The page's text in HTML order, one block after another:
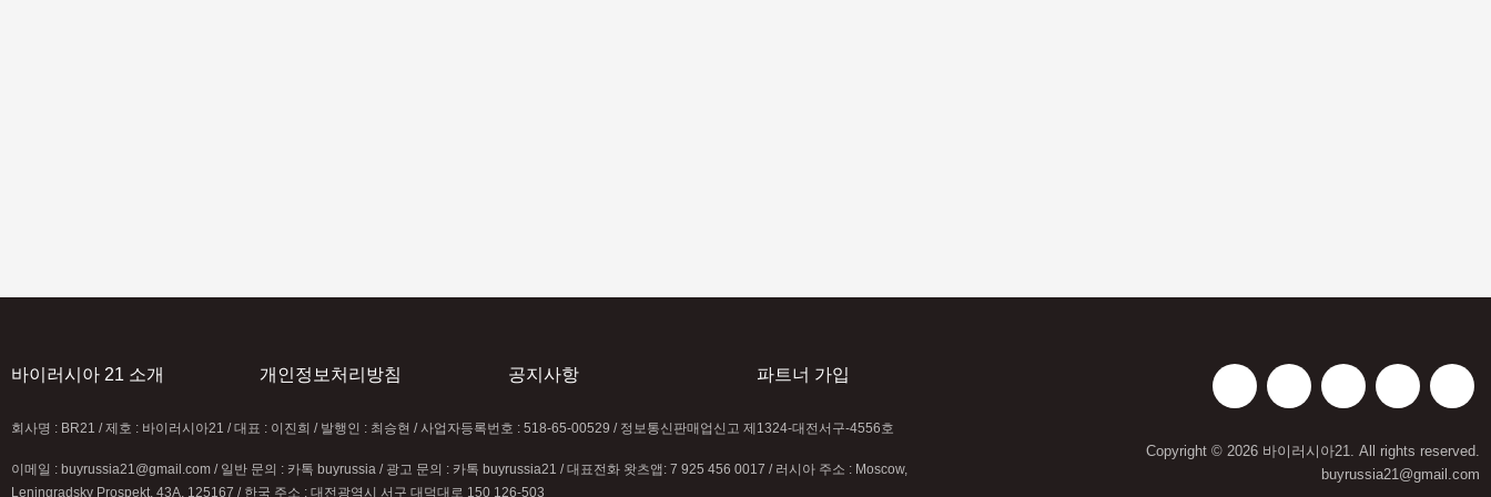
바이러시아 21 소개 개인정보처리방침 공지사항 파트너 가입
회사명 : BR21 / 제호 : 바이러시아21 / 대표 : 이진희 / 발행인 : 최승현 / 사업자등록번호 : 518-65-00529 / 정보통신판매업신고 제1324-대전서구-4556호
이메일 : buyrussia21@gmail.com / 일반 문의 : 카톡 buyrussia / 광고 문의 : 카톡 buyrussia21 / 대표전화 왓츠앱: 7 925 456 0017 / 러시아 주소 : Moscow,
Leningradsky Prospekt, 43A, 125167 / 한국 주소 : 대전광역시 서구 대덕대로 150 126-503
Copyright © 2026 바이러시아21. All rights reserved.
buyrussia21@gmail.com